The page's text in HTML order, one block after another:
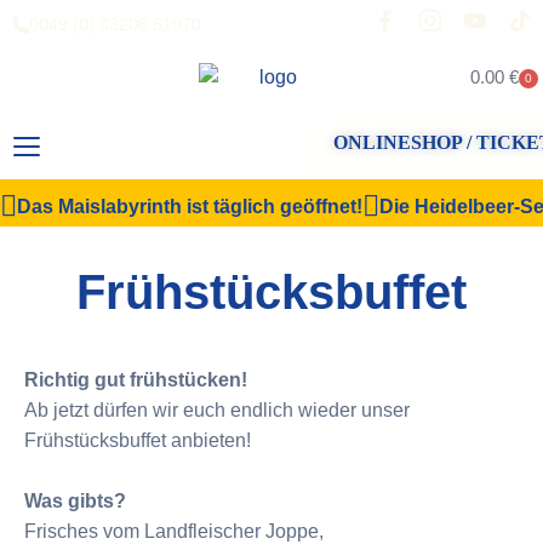
0.00 € 0
ONLINESHOP /
Das Maislabyrinth ist täglich geöffnet! Die Heidelbeer-
Frühstücksbuffet
Richtig gut frühstücken!
Ab jetzt dürfen wir euch endlich wieder unser
Frühstücksbuffet anbieten!
Was gibts?
Frisches vom Landfleischer Joppe,